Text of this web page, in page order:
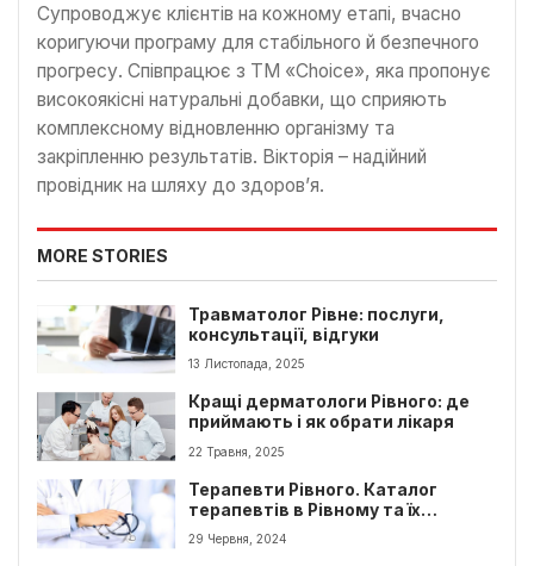
Супроводжує клієнтів на кожному етапі, вчасно
коригуючи програму для стабільного й безпечного
прогресу. Співпрацює з ТМ «Choice», яка пропонує
високоякісні натуральні добавки, що сприяють
комплексному відновленню організму та
закріпленню результатів. Вікторія – надійний
провідник на шляху до здоров’я.
MORE STORIES
Травматолог Рівне: послуги,
консультації, відгуки
13 Листопада, 2025
Кращі дерматологи Рівного: де
приймають і як обрати лікаря
22 Травня, 2025
Терапевти Рівного. Каталог
терапевтів в Рівному та їх
контакти
29 Червня, 2024